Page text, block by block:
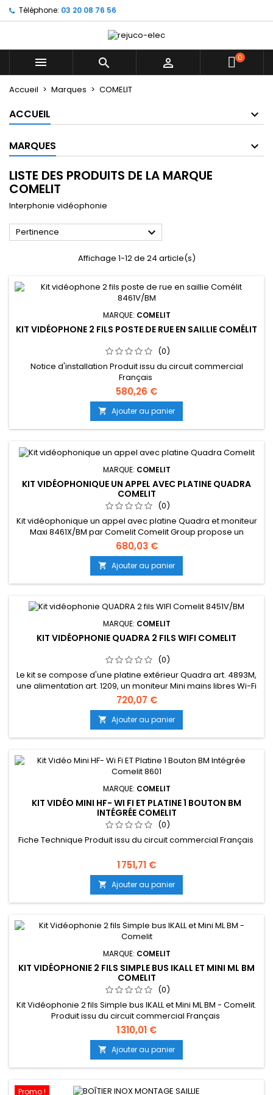
Téléphone: 03 20 08 76 56
   0
Accueil Marques COMELIT
ACCUEIL
MARQUES
LISTE DES PRODUITS DE LA MARQUE
COMELIT
Interphonie vidéophonie
Pertinence 
Affichage 1-12 de 24 article(s)
MARQUE: COMELIT
KIT VIDÉOPHONE 2 FILS POSTE DE RUE EN SAILLIE COMÉLIT
(0)
Notice d'installation Produit issu du circuit commercial
Français
580,26 €
 Ajouter au panier
MARQUE: COMELIT
KIT VIDÉOPHONIQUE UN APPEL AVEC PLATINE QUADRA
COMELIT
(0)
Kit vidéophonique un appel avec platine Quadra et moniteur
Maxi 8461X/BM par Comelit Comelit Group propose un
ensemble comprenant tout le nécessaire pour l'installation
d'un kit vidéophonique. Une platine Quadra et un moniteur
Maxi 6801W/BM couleur mains libres ainsi que les
accessoires de pose sont inclus dans ce pack. Ecran 7
pouces 16/9 Résolution...
680,03 €
 Ajouter au panier
MARQUE: COMELIT
KIT VIDÉOPHONIE QUADRA 2 FILS WIFI COMELIT
(0)
Le kit se compose d'une platine extérieur Quadra art. 4893M,
une alimentation art. 1209, un moniteur Mini mains libres Wi-Fi
et boucle magnetique art. 6741W/BM et une borne de
terminaison de ligne art. 1216.Le kit est préprogrammé et prêt
à l'emploi. Produit issu du circuit commercial Français
720,07 €
 Ajouter au panier
MARQUE: COMELIT
KIT VIDÉO MINI HF- WI FI ET PLATINE 1 BOUTON BM
INTÉGRÉE COMELIT
(0)
Fiche Technique Produit issu du circuit commercial Français
1 751,71 €
 Ajouter au panier
MARQUE: COMELIT
KIT VIDÉOPHONIE 2 FILS SIMPLE BUS IKALL ET MINI ML BM
COMELIT
(0)
Kit Vidéophonie 2 fils Simple bus IKALL et Mini ML BM - Comelit.
Produit issu du circuit commercial Français
1 310,01 €
 Ajouter au panier
Promo !
Mes listes d'envies ×
add_circle_outlineCréer une nouvelle liste
((modalTitle)) ×
((confirmMessage))
((cancelText))
((title)) ×
((label))
Connexion ×
Vous devez être connecté pour ajouter des produits
à votre liste d'envies.